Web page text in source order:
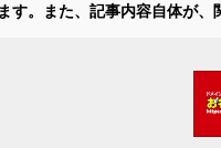
。また、記事内容自体が